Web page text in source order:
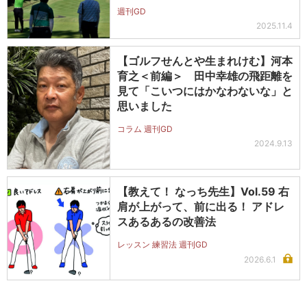
週刊GD
2025.11.4
【ゴルフせんとや生まれけむ】河本
育之＜前編＞ 田中幸雄の飛距離を
見て「こいつにはかなわないな」と
思いました
コラム 週刊GD
2024.9.13
【教えて！ なっち先生】Vol.59 右
肩が上がって、前に出る！ アドレ
スあるあるの改善法
レッスン 練習法 週刊GD
2026.6.1